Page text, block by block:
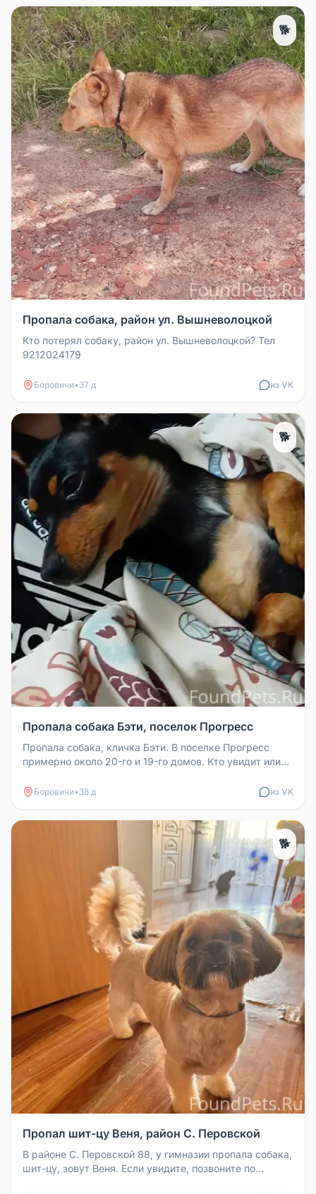
🐕
Пропала собака, район ул. Вышневолоцкой
Кто потерял собаку, район ул. Вышневолоцкой? Тел
9212024179
Боровичи• 37 д из VK
🐕
Пропала собака Бэти, поселок Прогресс
Пропала собака, кличка Бэти. В поселке Прогресс
примерно около 20-го и 19-го домов. Кто увидит или
Боровичи• 38 д из VK
🐕
Пропал шит-цу Веня, район С. Перовской
В районе С. Перовской 88, у гимназии пропала собака,
шит-цу, зовут Веня. Если увидите, позвоните по